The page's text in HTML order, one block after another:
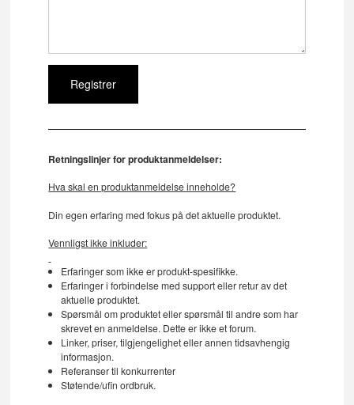
Retningslinjer for produktanmeldelser:
Hva skal en produktanmeldelse inneholde?
Din egen erfaring med fokus på det aktuelle produktet.
Vennligst ikke inkluder:
Erfaringer som ikke er produkt-spesifikke.
Erfaringer i forbindelse med support eller retur av det
aktuelle produktet.
Spørsmål om produktet eller spørsmål til andre som har
skrevet en anmeldelse. Dette er ikke et forum.
Linker, priser, tilgjengelighet eller annen tidsavhengig
informasjon.
Referanser til konkurrenter
Støtende/ufin ordbruk.